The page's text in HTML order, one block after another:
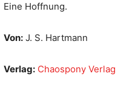
Eine Hoffnung.
Von: J. S. Hartmann
Verlag: Chaospony Verlag